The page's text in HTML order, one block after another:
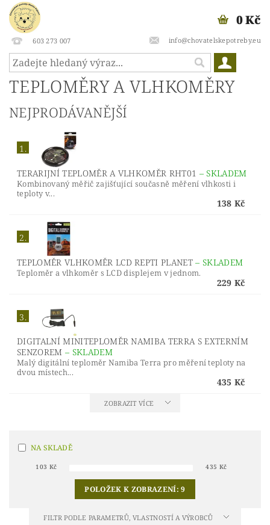
603 273 007 info@chovatelskepotreby.eu
0 Kč
TEPLOMĚRY A VLHKOMĚRY
NEJPRODÁVANĚJŠÍ
1.
TERARIJNÍ TEPLOMĚR A VLHKOMĚR RHT01 – SKLADEM
Kombinovaný měřič zajišťující současně měření vlhkosti i
teploty v...
138 Kč
2.
TEPLOMĚR VLHKOMĚR LCD REPTI PLANET– SKLADEM
Teploměr a vlhkoměr s LCD displejem v jednom.
229 Kč
3.
DIGITALNÍ MINITEPLOMĚR NAMIBA TERRA S EXTERNÍM
SENZOREM– SKLADEM
Malý digitální teploměr Namiba Terra pro měření teploty na
dvou místech...
435 Kč
ZOBRAZIT VÍCE
NA SKLADĚ
103 Kč 435 Kč
POLOŽEK K ZOBRAZENÍ:9
FILTR PODLE PARAMETRŮ, VLASTNOSTÍ A VÝROBCŮ